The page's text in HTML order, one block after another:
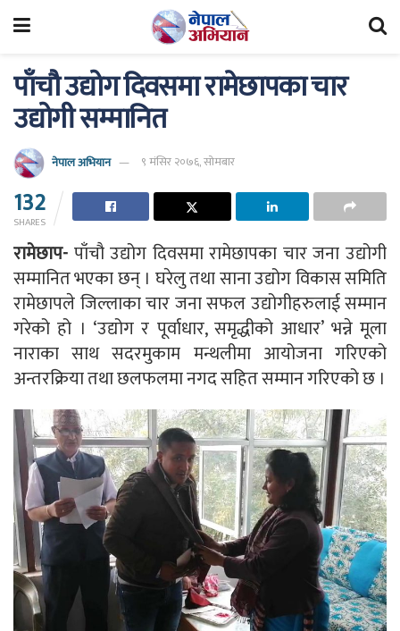
पाँचौ उद्योग दिवसमा रामेछापका चार
उद्योगी सम्मानित
नेपाल अभियान ९ मंसिर २०७६, सोमबार
132
SHARES
रामेछाप- पाँचौ उद्योग दिवसमा रामेछापका चार जना उद्योगी
सम्मानित भएका छन् । घरेलु तथा साना उद्योग विकास समिति
रामेछापले जिल्लाका चार जना सफल उद्योगीहरुलाई सम्मान
गरेको हो । ‘उद्योग र पूर्वाधार, समृद्धीको आधार’ भन्ने मूला
नाराका साथ सदरमुकाम मन्थलीमा आयोजना गरिएको
अन्तरक्रिया तथा छलफलमा नगद सहित सम्मान गरिएको छ ।